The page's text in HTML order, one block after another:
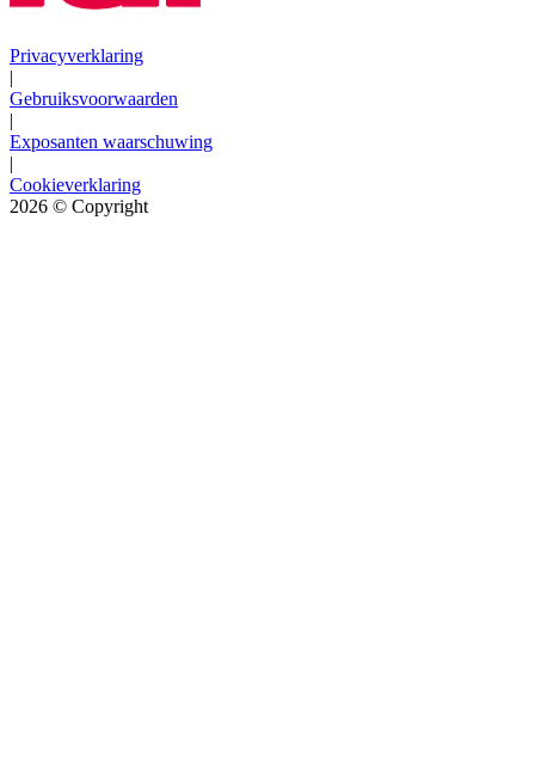
Privacyverklaring
|
Gebruiksvoorwaarden
|
Exposanten waarschuwing
|
Cookieverklaring
2026 © Copyright